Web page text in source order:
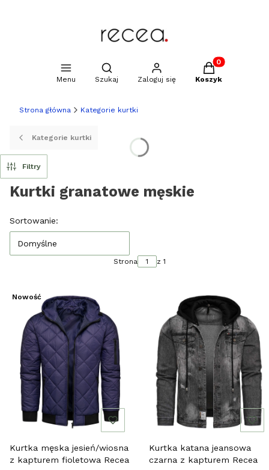
Menu
Otwórz wyszukiwarkę
Szukaj Zaloguj się
Produkty w
Koszyk
Strona główna Kategorie kurtki
Kategorie kurtki
Filtry
Kurtki granatowe męskie
Lista produktów
Sortowanie:
Domyślne
Strona z 1
Nowość
Kurtka męska jesień/wiosna
z kapturem fioletowa Recea
Kurtka katana jeansowa
czarna z kapturem Recea